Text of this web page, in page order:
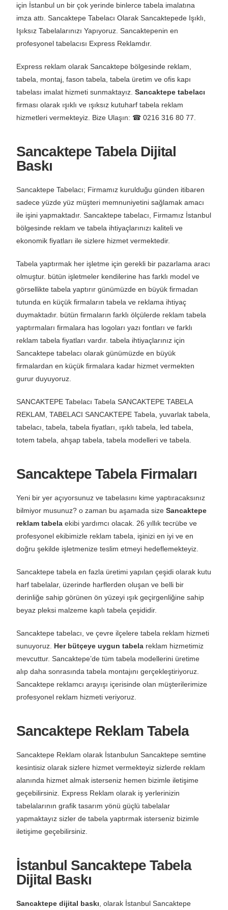
için İstanbul un bir çok yerinde binlerce tabela imalatına
imza attı. Sancaktepe Tabelacı Olarak Sancaktepede Işıklı,
Işıksız Tabelalarınızı Yapıyoruz. Sancaktepenin en
profesyonel tabelacısı Express Reklamdır.
Express reklam olarak Sancaktepe bölgesinde reklam,
tabela, montaj, fason tabela, tabela üretim ve ofis kapı
tabelası imalat hizmeti sunmaktayız.Sancaktepe tabelacı
firması olarak ışıklı ve ışıksız kutuharf tabela reklam
hizmetleri vermekteyiz. Bize Ulaşın: ☎ 0216 316 80 77.
Sancaktepe Tabela Dijital
Baskı
Sancaktepe Tabelacı; Firmamız kurulduğu günden itibaren
sadece yüzde yüz müşteri memnuniyetini sağlamak amacı
ile işini yapmaktadır. Sancaktepe tabelacı, Firmamız İstanbul
bölgesinde reklam ve tabela ihtiyaçlarınızı kaliteli ve
ekonomik fiyatları ile sizlere hizmet vermektedir.
Tabela yaptırmak her işletme için gerekli bir pazarlama aracı
olmuştur. bütün işletmeler kendilerine has farklı model ve
görsellikte tabela yaptırır günümüzde en büyük firmadan
tutunda en küçük firmaların tabela ve reklama ihtiyaç
duymaktadır. bütün firmaların farklı ölçülerde reklam tabela
yaptırmaları firmalara has logoları yazı fontları ve farklı
reklam tabela fiyatları vardır. tabela ihtiyaçlarınız için
Sancaktepe tabelacı olarak günümüzde en büyük
firmalardan en küçük firmalara kadar hizmet vermekten
gurur duyuyoruz.
SANCAKTEPE Tabelacı Tabela SANCAKTEPE TABELA
REKLAM, TABELACI SANCAKTEPE Tabela, yuvarlak tabela,
tabelacı, tabela, tabela fiyatları, ışıklı tabela, led tabela,
totem tabela, ahşap tabela, tabela modelleri ve tabela.
Sancaktepe Tabela Firmaları
Yeni bir yer açıyorsunuz ve tabelasını kime yaptıracaksınız
bilmiyor musunuz? o zaman bu aşamada sizeSancaktepe
reklam tabela ekibi yardımcı olacak. 26 yıllık tecrübe ve
profesyonel ekibimizle reklam tabela, işinizi en iyi ve en
doğru şekilde işletmenize teslim etmeyi hedeflemekteyiz.
Sancaktepe tabela en fazla üretimi yapılan çeşidi olarak kutu
harf tabelalar, üzerinde harflerden oluşan ve belli bir
derinliğe sahip görünen ön yüzeyi ışık geçirgenliğine sahip
beyaz pleksi malzeme kaplı tabela çeşididir.
Sancaktepe tabelacı, ve çevre ilçelere tabela reklam hizmeti
sunuyoruz. Her bütçeye uygun tabela reklam hizmetimiz
mevcuttur. Sancaktepe’de tüm tabela modellerini üretime
alıp daha sonrasında tabela montajını gerçekleştiriyoruz.
Sancaktepe reklamcı arayışı içerisinde olan müşterilerimize
profesyonel reklam hizmeti veriyoruz.
Sancaktepe Reklam Tabela
Sancaktepe Reklam olarak İstanbulun Sancaktepe semtine
kesintisiz olarak sizlere hizmet vermekteyiz sizlerde reklam
alanında hizmet almak isterseniz hemen bizimle iletişime
geçebilirsiniz. Express Reklam olarak iş yerlerinizin
tabelalarının grafik tasarım yönü güçlü tabelalar
yapmaktayız sizler de tabela yaptırmak isterseniz bizimle
iletişime geçebilirsiniz.
İstanbul Sancaktepe Tabela
Dijital Baskı
Sancaktepe dijital baskı , olarak İstanbul Sancaktepe